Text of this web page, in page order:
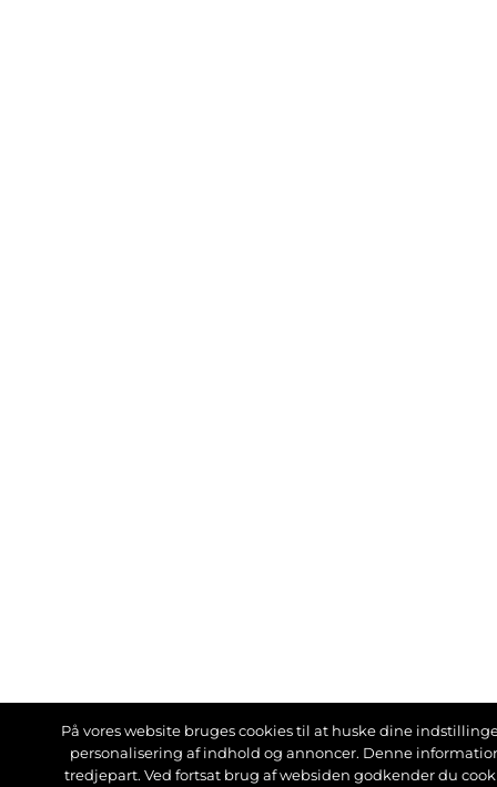
På vores website bruges cookies til at huske dine
personalisering af indhold og annoncer. Denne
tredjepart. Ved fortsat brug af websiden godkender du